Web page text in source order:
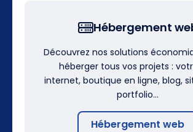
Hébergement
Découvrez nos solutions
héberger tous vos projets :
internet, boutique en ligne, blog,
portfolio…
Hébergement web